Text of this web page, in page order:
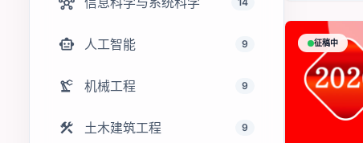
smart_toy 人工智能 9
precision_manufacturing 机械工程 9
construction 土木建筑工程 9
征稿中